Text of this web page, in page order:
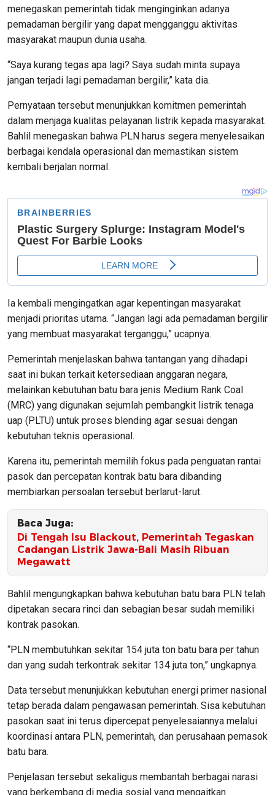
menegaskan pemerintah tidak menginginkan adanya
pemadaman bergilir yang dapat mengganggu aktivitas
masyarakat maupun dunia usaha.
“Saya kurang tegas apa lagi? Saya sudah minta supaya
jangan terjadi lagi pemadaman bergilir,” kata dia.
Pernyataan tersebut menunjukkan komitmen pemerintah
dalam menjaga kualitas pelayanan listrik kepada masyarakat.
Bahlil menegaskan bahwa PLN harus segera menyelesaikan
berbagai kendala operasional dan memastikan sistem
kembali berjalan normal.
Ia kembali mengingatkan agar kepentingan masyarakat
menjadi prioritas utama. “Jangan lagi ada pemadaman bergilir
yang membuat masyarakat terganggu,” ucapnya.
Pemerintah menjelaskan bahwa tantangan yang dihadapi
saat ini bukan terkait ketersediaan anggaran negara,
melainkan kebutuhan batu bara jenis Medium Rank Coal
(MRC) yang digunakan sejumlah pembangkit listrik tenaga
uap (PLTU) untuk proses blending agar sesuai dengan
kebutuhan teknis operasional.
Karena itu, pemerintah memilih fokus pada penguatan rantai
pasok dan percepatan kontrak batu bara dibanding
membiarkan persoalan tersebut berlarut-larut.
Baca Juga:
Di Tengah Isu Blackout, Pemerintah Tegaskan
Cadangan Listrik Jawa-Bali Masih Ribuan
Megawatt
Bahlil mengungkapkan bahwa kebutuhan batu bara PLN telah
dipetakan secara rinci dan sebagian besar sudah memiliki
kontrak pasokan.
“PLN membutuhkan sekitar 154 juta ton batu bara per tahun
dan yang sudah terkontrak sekitar 134 juta ton,” ungkapnya.
Data tersebut menunjukkan kebutuhan energi primer nasional
tetap berada dalam pengawasan pemerintah. Sisa kebutuhan
pasokan saat ini terus dipercepat penyelesaiannya melalui
koordinasi antara PLN, pemerintah, dan perusahaan pemasok
batu bara.
Penjelasan tersebut sekaligus membantah berbagai narasi
yang berkembang di media sosial yang mengaitkan